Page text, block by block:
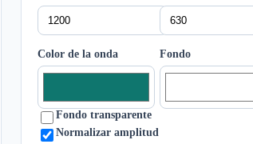
Color de la onda Fondo
Fondo transparente
Normalizar amplitud